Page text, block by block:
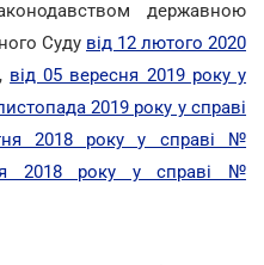
державною
Суду від 12 лютого 2020
від 05 вересня 2019 року у
2019 року у справі
2018 року у справі №
2018 року у справі №